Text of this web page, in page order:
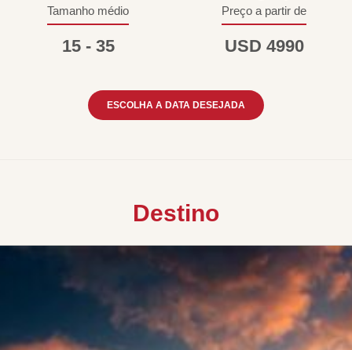
Tamanho médio
15 - 35
Preço a partir de
USD 4990
ESCOLHA A DATA DESEJADA
Destino